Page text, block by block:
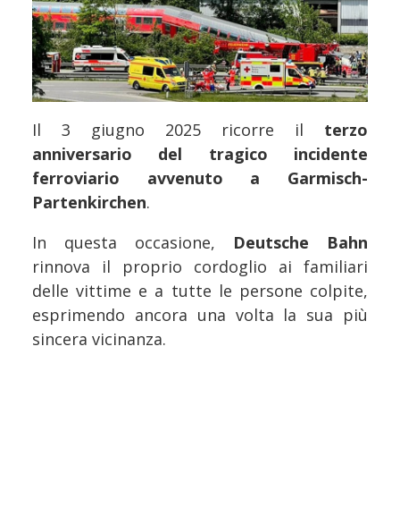
Il 3 giugno 2025 ricorre il terzo
anniversario del tragico incidente
ferroviario avvenuto a Garmisch-
Partenkirchen.
In questa occasione, Deutsche Bahn
rinnova il proprio cordoglio ai familiari
delle vittime e a tutte le persone colpite,
esprimendo ancora una volta la sua più
sincera vicinanza.